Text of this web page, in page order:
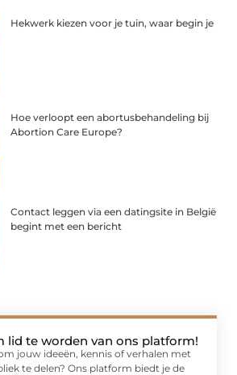
Hekwerk kiezen voor je tuin, waar begin je
Hoe verloopt een abortusbehandeling bij
Abortion Care Europe?
Contact leggen via een datingsite in België
begint met een bericht
lid te worden van ons platform!
jouw ideeën, kennis of verhalen met
te delen? Ons platform biedt je de